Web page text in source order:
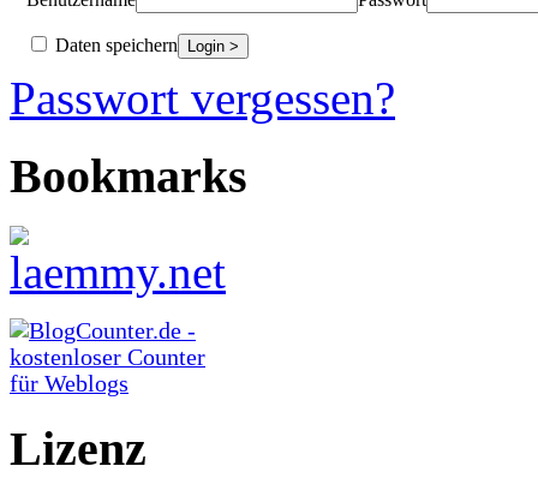
Daten speichern
Passwort vergessen?
Bookmarks
Lizenz